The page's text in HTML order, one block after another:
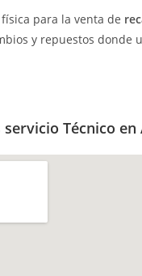
para la venta de
y repuestos donde
servicio Técnico